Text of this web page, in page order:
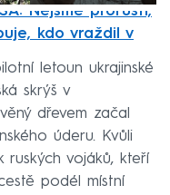
Nejsme proruští,
kdo vraždil v
letoun ukrajinské
skrýš v
dřevem začal
úderu. Kvůli
ruských vojáků, kteří
podél místní